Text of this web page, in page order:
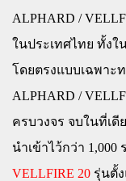
ALPHARD /
ในประเทศไทย ทั้ง
โดยตรงแบบเฉพา
ALPHARD /
ครบวงจร จบในที่เ
นำเข้าไว้กว่า 1,000
VELLFIRE 20 รุ่นตั้ง